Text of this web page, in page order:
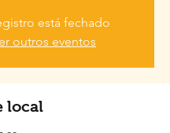
está fechado
outros eventos
local